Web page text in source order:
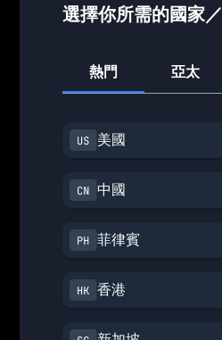
選擇你所需的國家
熱門 亞太
美國
中國
菲律賓
香港